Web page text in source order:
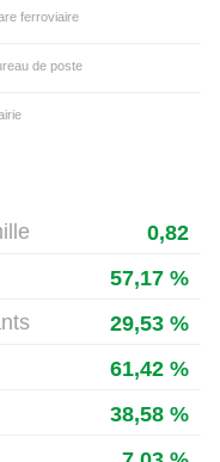
ferroviaire
de poste
0,82
57,17 %
29,53 %
61,42 %
38,58 %